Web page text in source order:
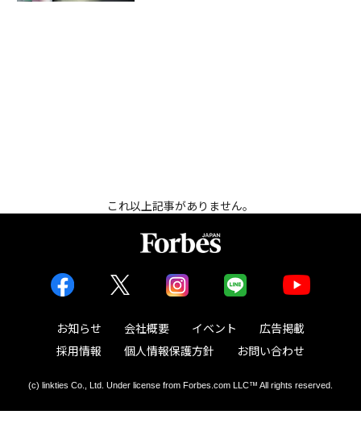
これ以上記事がありません。
お知らせ 会社概要 イベント
広告掲載
採用情報
個人情報保護方針 お問い合わせ
(c) linkties Co., Ltd. Under license from Forbes.com LLC™ All rights reserved.